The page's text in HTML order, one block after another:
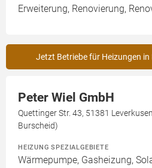
Erweiterung, Renovierung,
Jetzt Betriebe für Heizungen in
Peter Wiel GmbH
Quettinger Str. 43, 51381
Burscheid)
HEIZUNG SPEZIALGEBIETE
Wärmepumpe, Gasheizung,